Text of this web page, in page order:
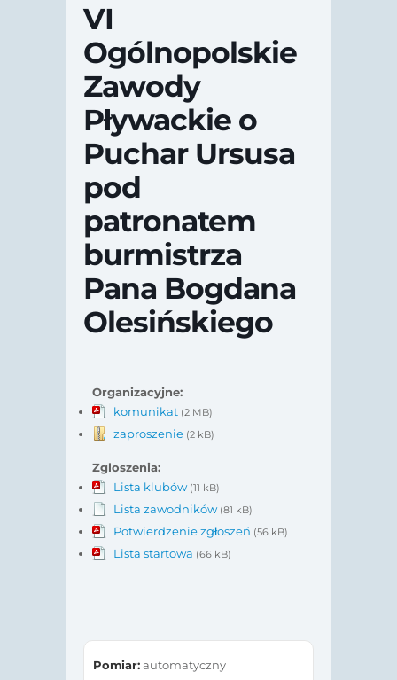
VI
Ogólnopolskie
Zawody
Pływackie o
Puchar Ursusa
pod
patronatem
burmistrza
Pana Bogdana
Olesińskiego
Organizacyjne:
komunikat (2 MB)
zaproszenie (2 kB)
Zgloszenia:
Lista klubów (11 kB)
Lista zawodników (81 kB)
Potwierdzenie zgłoszeń (56 kB)
Lista startowa (66 kB)
Pomiar:automatyczny